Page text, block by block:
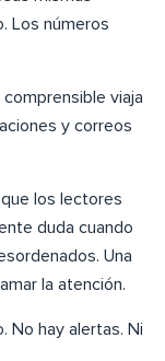
Los números
viaja
y correos
los lectores
duda cuando
Una
la atención.
No hay alertas. Ni